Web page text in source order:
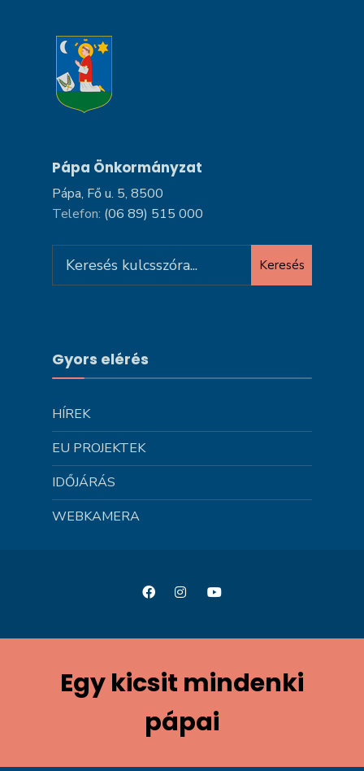
Pápa Önkormányzat
Pápa, Fő u. 5, 8500
Telefon: (06 89) 515 000
for:
Keresés
Gyors elérés
HÍREK
EU PROJEKTEK
IDŐJÁRÁS
WEBKAMERA
Egy kicsit mindenki
pápai